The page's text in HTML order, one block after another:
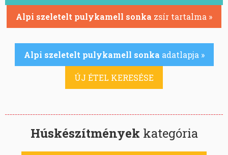
Alpi szeletelt pulykamell sonka zsír tartalma »
Alpi szeletelt pulykamell sonka adatlapja »
ÚJ ÉTEL KERESÉSE
Húskészítmények kategória